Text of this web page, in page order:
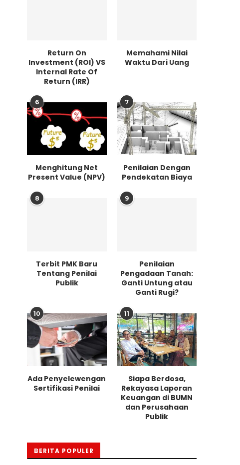
Return On
Investment (ROI) VS
Internal Rate Of
Return (IRR)
Memahami Nilai
Waktu Dari Uang
6
Menghitung Net
Present Value (NPV)
7
Penilaian Dengan
Pendekatan Biaya
8
Terbit PMK Baru
Tentang Penilai
Publik
9
Penilaian
Pengadaan Tanah:
Ganti Untung atau
Ganti Rugi?
10
Ada Penyelewengan
Sertifikasi Penilai
11
Siapa Berdosa,
Rekayasa Laporan
Keuangan di BUMN
dan Perusahaan
Publik
BERITA POPULER